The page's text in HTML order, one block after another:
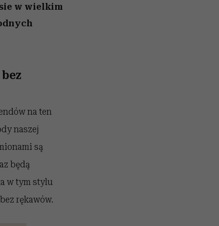
w wielkim
na ten
naszej
są
będą
w tym stylu
rękawów.